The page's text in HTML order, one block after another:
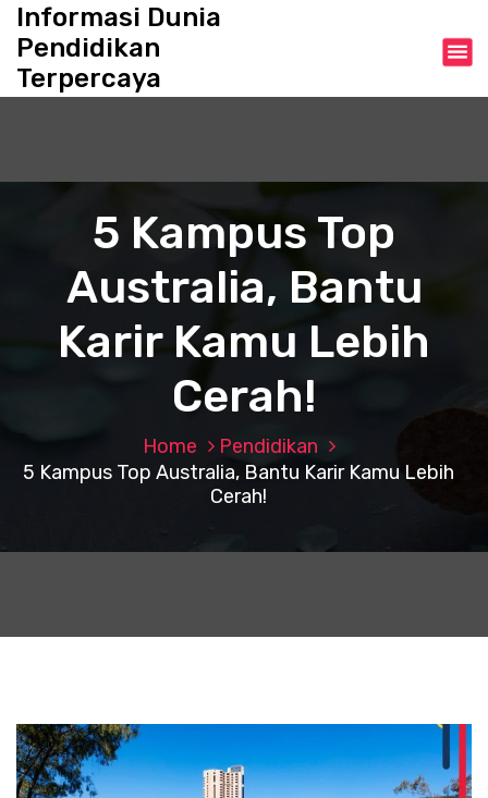
o
Informasi Dunia
Pendidikan
Terpercaya
5 Kampus Top
Australia, Bantu
Karir Kamu Lebih
Cerah!
Home
Pendidikan
5 Kampus Top Australia, Bantu Karir Kamu Lebih
Cerah!